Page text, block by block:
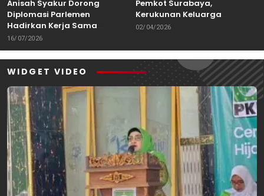
Anisah Syakur Dorong
Diplomasi Parlemen
Hadirkan Kerja Sama
Internasional yang
Berdampak bagi Kota Depok
16/07/2026
Pemkot Surabaya,
Kerukunan Keluarga
Kalimantan Dorong
Kuliner Nusantara
02/04/2026
WIDGET VIDEO